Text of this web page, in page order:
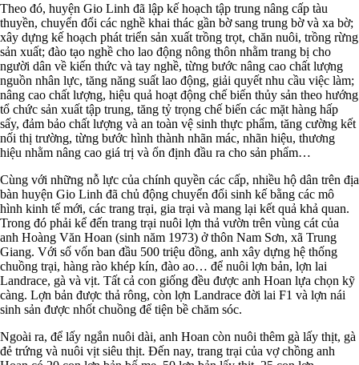
Theo đó, huyện Gio Linh đã lập kế hoạch tập trung nâng cấp tàu
thuyền, chuyển đổi các nghề khai thác gần bờ sang trung bờ và xa bờ;
xây dựng kế hoạch phát triển sản xuất trồng trọt, chăn nuôi, trồng rừng
sản xuất; đào tạo nghề cho lao động nông thôn nhằm trang bị cho
người dân về kiến thức và tay nghề, từng bước nâng cao chất lượng
nguồn nhân lực, tăng năng suất lao động, giải quyết nhu cầu việc làm;
nâng cao chất lượng, hiệu quả hoạt động chế biến thủy sản theo hướng
tổ chức sản xuất tập trung, tăng tỷ trọng chế biến các mặt hàng hấp
sấy, đảm bảo chất lượng và an toàn vệ sinh thực phẩm, tăng cường kết
nối thị trường, từng bước hình thành nhãn mác, nhãn hiệu, thương
hiệu nhằm nâng cao giá trị và ổn định đầu ra cho sản phẩm…
Cùng với những nỗ lực của chính quyền các cấp, nhiều hộ dân trên địa
bàn huyện Gio Linh đã chủ động chuyển đổi sinh kế bằng các mô
hình kinh tế mới, các trang trại, gia trại và mang lại kết quả khả quan.
Trong đó phải kể đến trang trại nuôi lợn thả vườn trên vùng cát của
anh Hoàng Văn Hoan (sinh năm 1973) ở thôn Nam Sơn, xã Trung
Giang. Với số vốn ban đầu 500 triệu đồng, anh xây dựng hệ thống
chuồng trại, hàng rào khép kín, đào ao… để nuôi lợn bản, lợn lai
Landrace, gà và vịt. Tất cả con giống đều được anh Hoan lựa chọn kỹ
càng. Lợn bản được thả rông, còn lợn Landrace đời lai F1 và lợn nái
sinh sản được nhốt chuồng để tiện bề chăm sóc.
Ngoài ra, để lấy ngắn nuôi dài, anh Hoan còn nuôi thêm gà lấy thịt, gà
đẻ trứng và nuôi vịt siêu thịt. Đến nay, trang trại của vợ chồng anh